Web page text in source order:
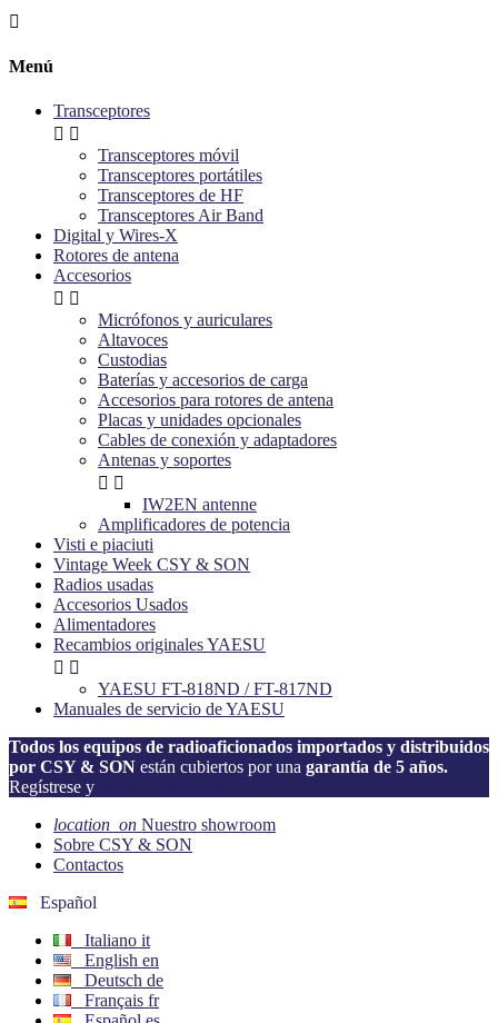

Menú
Transceptores
 
Transceptores móvil
Transceptores portátiles
Transceptores de HF
Transceptores Air Band
Digital y Wires-X
Rotores de antena
Accesorios
 
Micrófonos y auriculares
Altavoces
Custodias
Baterías y accesorios de carga
Accesorios para rotores de antena
Placas y unidades opcionales
Cables de conexión y adaptadores
Antenas y soportes
 
IW2EN antenne
Amplificadores de potencia
Visti e piaciuti
Vintage Week CSY & SON
Radios usadas
Accesorios Usados
Alimentadores
Recambios originales YAESU
 
YAESU FT-818ND / FT-817ND
Manuales de servicio de YAESU
Todos los equipos de radioaficionados importados y distribuidos
por CSY & SON están cubiertos por una garantía de 5 años.
Regístrese y
location_on Nuestro showroom
Sobre CSY & SON
Contactos
Español
Italiano it
English en
Deutsch de
Français fr